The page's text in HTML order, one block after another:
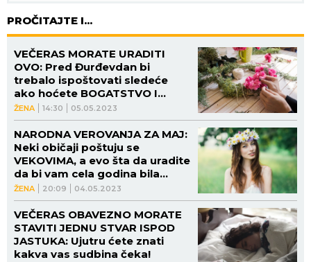
PROČITAJTE I...
ŽENA 14:30 05.05.2023
VEČERAS MORATE URADITI
OVO: Pred Đurđevdan bi
trebalo ispoštovati sledeće
ako hoćete BOGATSTVO I
LJUBAV cele godine
ŽENA 20:09 04.05.2023
NARODNA VEROVANJA ZA MAJ:
Neki običaji poštuju se
VEKOVIMA, a evo šta da uradite
da bi vam cela godina bila
PLODNA NA SVIM POLJIMA
VEČERAS OBAVEZNO MORATE
STAVITI JEDNU STVAR ISPOD
JASTUKA: Ujutru ćete znati
kakva vas sudbina čeka!